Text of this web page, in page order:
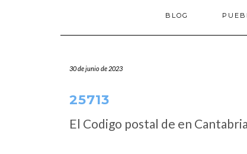
BLOG
30 de junio de 2023
25713
El Codigo postal de en